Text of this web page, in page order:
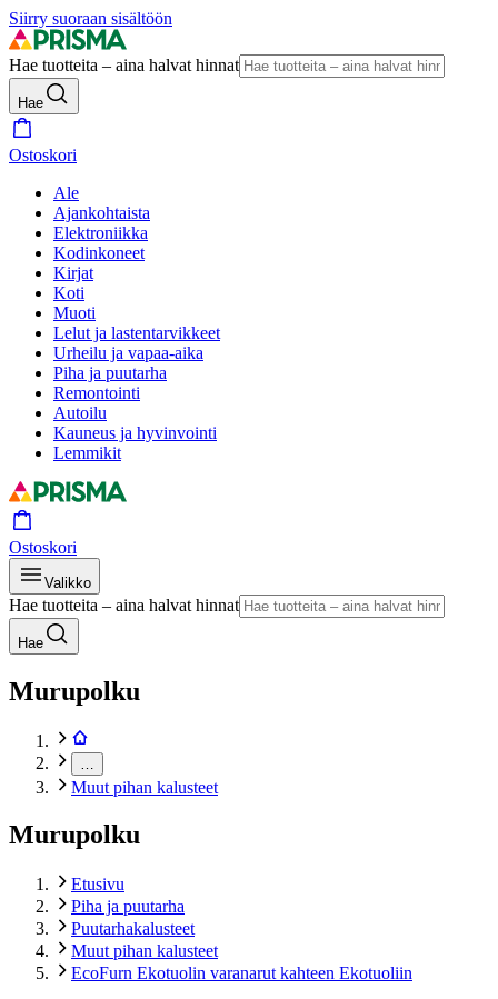
Siirry suoraan sisältöön
Hae tuotteita – aina halvat hinnat
Hae
Ostoskori
Ale
Ajankohtaista
Elektroniikka
Kodinkoneet
Kirjat
Koti
Muoti
Lelut ja lastentarvikkeet
Urheilu ja vapaa-aika
Piha ja puutarha
Remontointi
Autoilu
Kauneus ja hyvinvointi
Lemmikit
Ostoskori
Valikko
Hae tuotteita – aina halvat hinnat
Hae
Murupolku
Muut pihan kalusteet
Murupolku
Etusivu
Piha ja puutarha
Puutarhakalusteet
Muut pihan kalusteet
EcoFurn Ekotuolin varanarut kahteen Ekotuoliin